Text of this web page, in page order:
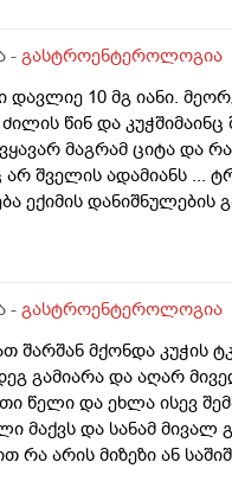
- გასტროენტეროლოგია
დავლიე 10 მგ იანი.
წინ და
მაგრამ ციტა და
არ შველის ადამიანს ...
ექიმის დანიშნულების
- გასტროენტეროლოგია
შარშან მქონდა კუჭის
გამიარა და აღარ
წელი და ეხლა ისევ
მაქვს და სანამ მივალ
რა არის მიზეზი ან